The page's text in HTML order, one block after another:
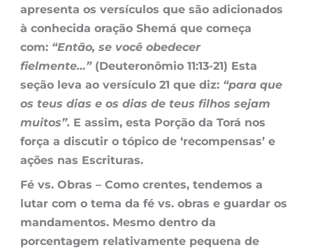
apresenta os versículos que são adicionados
à conhecida oração Shemá que começa
com: “Então, se você obedecer
fielmente…”(Deuteronômio 11:13-21) Esta
seção leva ao versículo 21 que diz: “para que
os teus dias e os dias de teus filhos sejam
muitos”. E assim, esta Porção da Torá nos
força a discutir o tópico de ‘recompensas’ e
ações nas Escrituras.
Fé vs. Obras – Como crentes, tendemos a
lutar com o tema da fé vs. obras e guardar os
mandamentos. Mesmo dentro da
porcentagem relativamente pequena de